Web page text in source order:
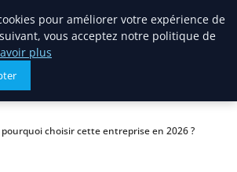
choisir cette entreprise en 2026 ?
pour améliorer votre expérience de
vous acceptez notre politique de
plus